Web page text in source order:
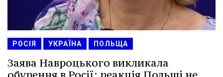
РОСІЯ УКРАЇНА ПОЛЬЩА
Заява Навроцького викликала